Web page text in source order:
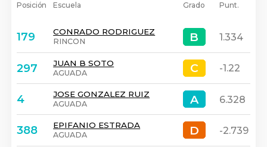
Posición Escuela Grado Punt.
179 CONRADO RODRIGUEZ
RINCON B
B 1.334
297 JUAN B SOTO
AGUADA C
C -1.22
4 JOSE GONZALEZ RUIZ
AGUADA A
A 6.328
388 EPIFANIO ESTRADA
AGUADA D
D -2.739